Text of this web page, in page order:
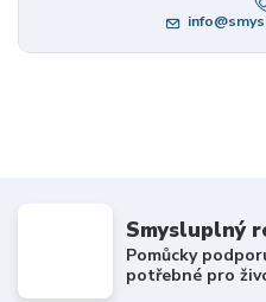
Smysluplný
Pomůcky
potřebné pro